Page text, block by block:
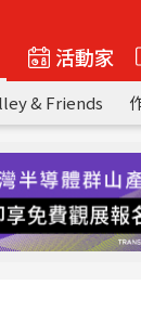
活動家
& Friends